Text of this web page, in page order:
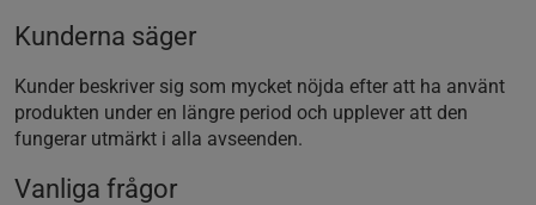
Kunderna säger
Kunder beskriver sig som mycket nöjda efter att ha använt
produkten under en längre period och upplever att den
fungerar utmärkt i alla avseenden.
Vanliga frågor